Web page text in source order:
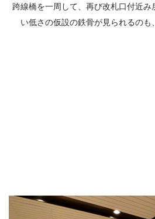
跨線橋を一周して、再び改札口付近み
い低さの仮設の鉄骨が見られるのも